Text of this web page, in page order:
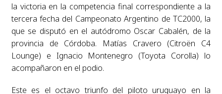
la victoria en la competencia final correspondiente a la
tercera fecha del Campeonato Argentino de TC2000, la
que se disputó en el autódromo Oscar Cabalén, de la
provincia de Córdoba. Matías Cravero (Citroën C4
Lounge) e Ignacio Montenegro (Toyota Corolla) lo
acompañaron en el podio.
Este es el octavo triunfo del piloto uruguayo en la